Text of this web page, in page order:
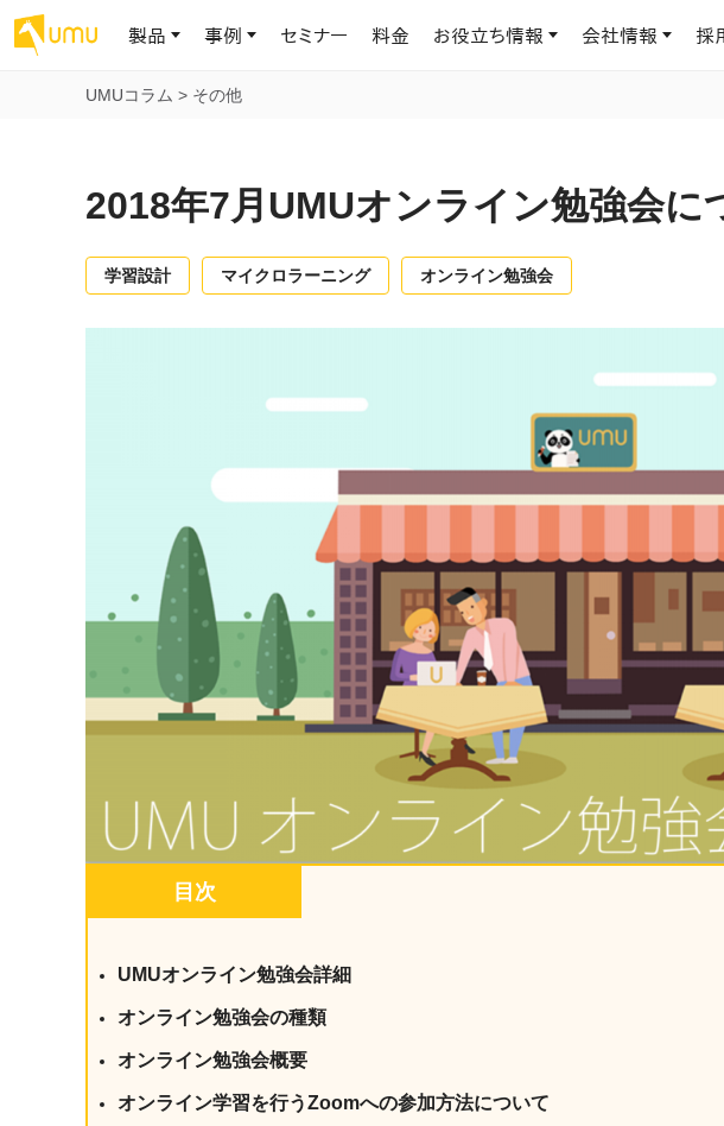
製品
AIリテラシーコース
大規模言語モデル時代のAIリテラ
AIリテラシー アセスメント
企業のAIリテラシーを可視化し、組
織変革を推進する人材の発掘・育
AI人材育成：次世代トップセー
営業担当者のAI活用力を高め、成
約率向上を実現
AI時代の全ビジネスパーソン必須
のコアスキル。 ドラフト作成を自動
化し、業務スピードを加速
AI人材育成：タイムマネジメント
断。 時間の管理からエネルギーの
AI人材育成：プロジェクトマネ
AIでステークホルダー分析を行い、
AIロープレ
学習の科学に基づくAIロープレで、
へ
Chatbot
果的な会話パターンの習得。マネー
の交渉力強化までを網羅
AI マネジメント Dojo
ードバックでスキルを定着
uShow
製品紹介や営業トレーニングといっ
た、重要なビジネスプレゼンに最適
化されたPPTスピーチ練習
UMU AI課題
AIによる個別フィードバックで練習
の質を飛躍的に高め、スキルアップ
を実現
らの質問に回答する専属のAIアシ
事例
お客様の課題解決のプロセスと成果を、インタビュー記事でご紹介し
お客様の声
声です
セミナー 料金 お役立ち情報
AI活用や人材育成に役立つ、課題解決のための資料を無料でご提
供します
お知らせ
けします
専門家
す
ます
会社情報
世界203カ国・国内28,000社以上の導入実績と基本情報
ミッション・ビジョン、社名に込められた想い
代表と各分野の顧問・アドバイザーをご紹介
ISO認証取得済み。最高水準のセキュリティ体制
採
UMUコラム > その他
2018年7月UMUオンライン勉強会に
学習設計 マイクロラーニング オンライン勉強会
目次
UMUオンライン勉強会詳細
オンライン勉強会の種類
オンライン勉強会概要
オンライン学習を行うZoomへの参加方法について